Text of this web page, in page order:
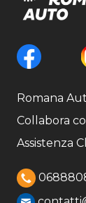
Romana
Collabora
Assistenza